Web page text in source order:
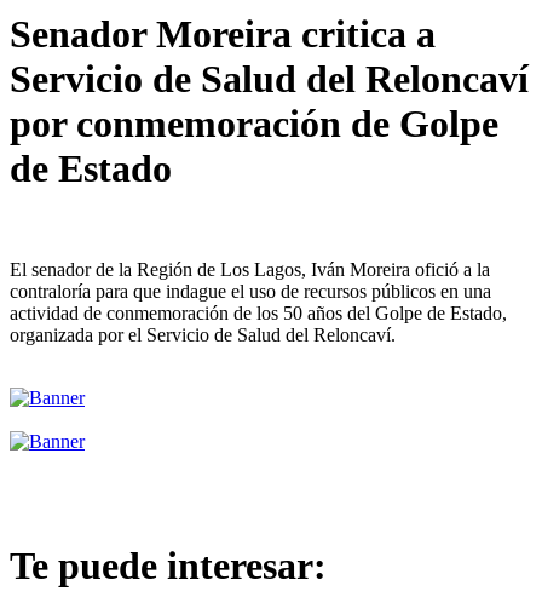
Senador Moreira critica a
Servicio de Salud del Reloncaví
por conmemoración de Golpe
de Estado
El senador de la Región de Los Lagos, Iván Moreira ofició a la
contraloría para que indague el uso de recursos públicos en una
actividad de conmemoración de los 50 años del Golpe de Estado,
organizada por el Servicio de Salud del Reloncaví.
Te puede interesar: